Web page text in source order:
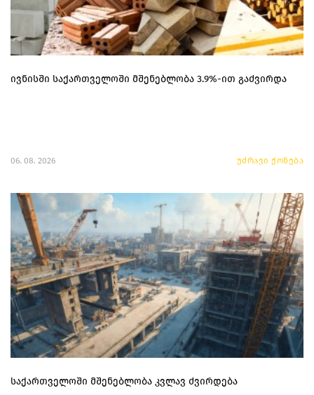
ივნისში საქართველოში მშენებლობა 3.9%-ით გაძვირდა
06. 08. 2026 უძრავი ქონება
საქართველოში მშენებლობა კვლავ ძვირდება